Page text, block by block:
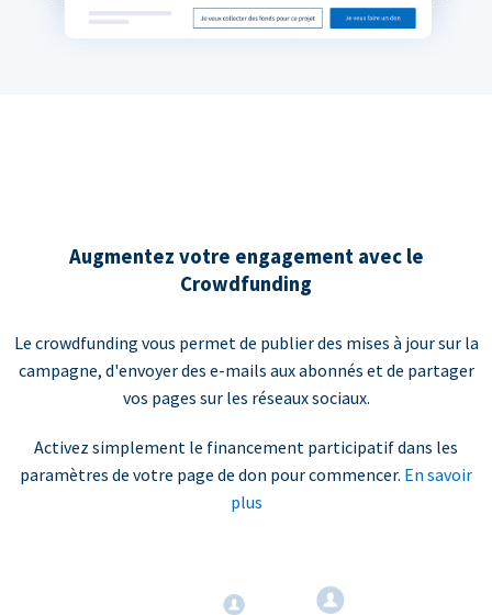
Augmentez votre engagement avec le
Crowdfunding
Le crowdfunding vous permet de publier des mises à jour sur la
campagne, d'envoyer des e-mails aux abonnés et de partager
vos pages sur les réseaux sociaux.
Activez simplement le financement participatif dans les
paramètres de votre page de don pour commencer. En savoir
plus